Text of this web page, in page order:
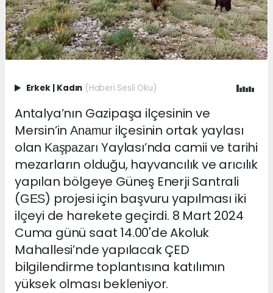
Erkek | Kadın (Haberi Sesli Oku)
Antalya’nın Gazipaşa ilçesinin ve
Mersin’inAnamurilçesinin ortak yaylası
olan Kaşpazarı Yaylası’nda camii ve tarihi
mezarların olduğu, hayvancılık ve arıcılık
yapılan bölgeye Güneş Enerji Santrali
(GES) projesi için başvuru yapılması iki
ilçeyi de harekete geçirdi. 8 Mart 2024
Cuma günü saat 14.00'de Akoluk
Mahallesi’nde yapılacak ÇED
bilgilendirme toplantısına katılımın
yüksek olması bekleniyor.